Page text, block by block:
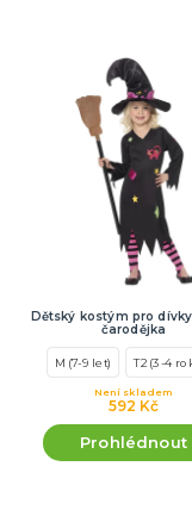
Dětský kostým pro
čarodějka
M (7-9 let) T2 (3-4
592 Kč
Není skladem
Prohlédnout